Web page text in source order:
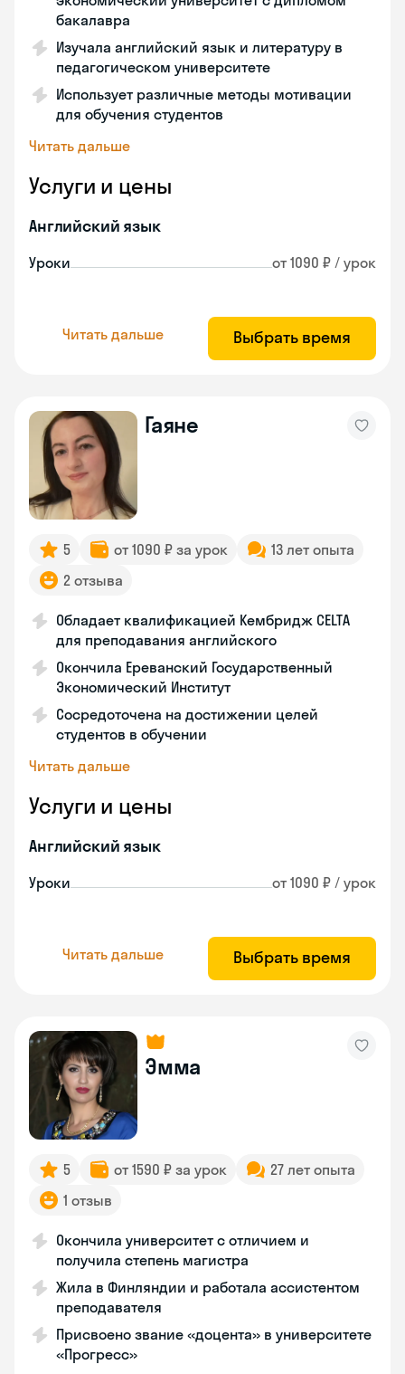
бакалавра
Изучала английский язык и литературу в
педагогическом университете
Использует различные методы мотивации
для обучения студентов
Читать дальше
Услуги и цены
Английский язык
Уроки от 1090 ₽ / урок
Читать дальше Выбрать время
Гаяне
5 от 1090 ₽ за урок
13 лет опыта
2 отзыва
Обладает квалификацией Кембридж CELTA
для преподавания английского
Окончила Ереванский Государственный
Экономический Институт
Сосредоточена на достижении целей
студентов в обучении
Читать дальше
Услуги и цены
Английский язык
Уроки от 1090 ₽ / урок
Читать дальше Выбрать время
Эмма
5 от 1590 ₽ за урок
27 лет опыта
1 отзыв
Окончила университет с отличием и
получила степень магистра
Жила в Финляндии и работала ассистентом
преподавателя
Присвоено звание «доцента» в университете
«Прогресс»